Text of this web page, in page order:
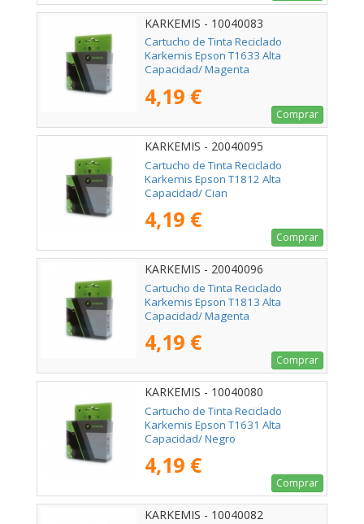
KARKEMIS - 10040083
Cartucho de Tinta Reciclado
Karkemis Epson T1633 Alta
Capacidad/ Magenta
4,19 €
Comprar
KARKEMIS - 20040095
Cartucho de Tinta Reciclado
Karkemis Epson T1812 Alta
Capacidad/ Cian
4,19 €
Comprar
KARKEMIS - 20040096
Cartucho de Tinta Reciclado
Karkemis Epson T1813 Alta
Capacidad/ Magenta
4,19 €
Comprar
KARKEMIS - 10040080
Cartucho de Tinta Reciclado
Karkemis Epson T1631 Alta
Capacidad/ Negro
4,19 €
Comprar
KARKEMIS - 10040082